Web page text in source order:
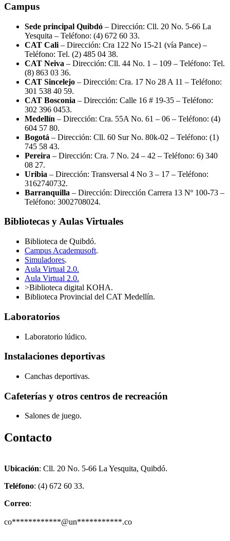
Campus
Sede principal Quibdó – Dirección: Cll. 20 No. 5-66 La
Yesquita – Teléfono: (4) 672 60 33.
CAT Cali – Dirección: Cra 122 No 15-21 (vía Pance) –
Teléfono: Tel. (2) 485 04 38.
CAT Neiva – Dirección: Cll. 44 No. 1 – 109 – Teléfono: Tel.
(8) 863 03 36.
CAT Sincelejo – Dirección: Cra. 17 No 28 A 11 – Teléfono:
301 538 40 59.
CAT Bosconia – Dirección: Calle 16 # 19-35 – Teléfono:
302 396 0453.
Medellín – Dirección: Cra. 55A No. 61 – 06 – Teléfono: (4)
604 57 80.
Bogotá – Dirección: Cll. 60 Sur No. 80k-02 – Teléfono: (1)
745 58 43.
Pereira – Dirección: Cra. 7 No. 24 – 42 – Teléfono: 6) 340
08 27.
Uribia – Dirección: Transversal 4 No 3 – 17 – Teléfono:
3162740732.
Barranquilla – Dirección: Dirección Carrera 13 Nº 100-73 –
Teléfono: 3002708024.
Bibliotecas y Aulas Virtuales
Biblioteca de Quibdó.
Campus Academusoft.
Simuladores.
Aula Virtual 2.0.
Aula Virtual 2.0.
>Biblioteca digital KOHA.
Biblioteca Provincial del CAT Medellín.
Laboratorios
Laboratorio lúdico.
Instalaciones deportivas
Canchas deportivas.
Cafeterías y otros centros de recreación
Salones de juego.
Contacto
Ubicación: Cll. 20 No. 5-66 La Yesquita, Quibdó.
Teléfono: (4) 672 60 33.
Correo:
co************@un***********.co